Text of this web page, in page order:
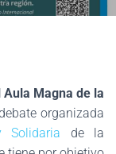
Magna de la
organizada
Solidaria de la